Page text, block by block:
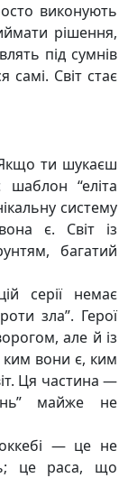
виконують
рішення,
під сумнів
самі. Світ стає
Якщо ти шукаєш
“еліта
систему
є. Світ із
багатий
серії немає
зла”. Герої
але й із
вони є, ким
Ця частина —
майже не
— це не
це раса, що